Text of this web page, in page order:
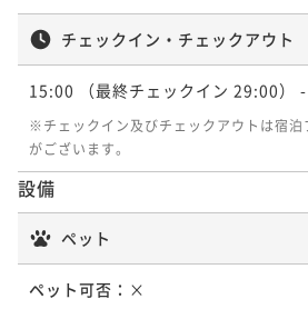
チェックイン・チェックアウト
15:00 （最終チェックイン 29:00）
※チェックイン及びチェックアウトは宿泊
がございます。
設備
ペット
ペット可否： ×